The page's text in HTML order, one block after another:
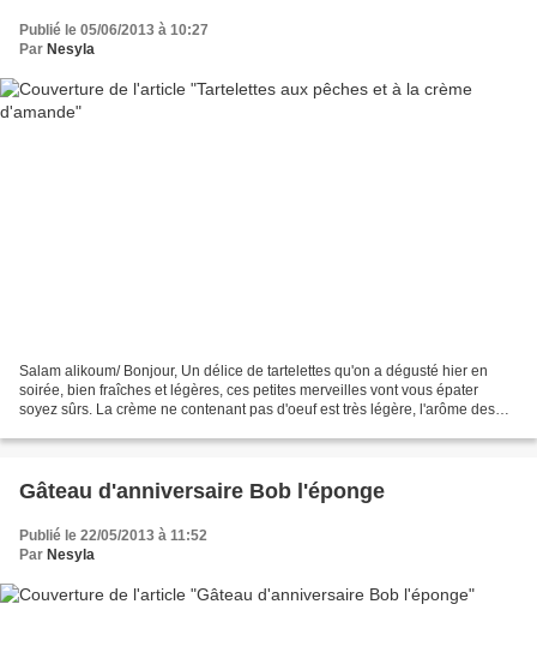
Publié le 05/06/2013 à 10:27
Par Nesyla
Salam alikoum/ Bonjour, Un délice de tartelettes qu'on a dégusté hier en
soirée, bien fraîches et légères, ces petites merveilles vont vous épater
soyez sûrs. La crème ne contenant pas d'oeuf est très légère, l'arôme des
Gâteau d'anniversaire Bob l'éponge
Publié le 22/05/2013 à 11:52
Par Nesyla